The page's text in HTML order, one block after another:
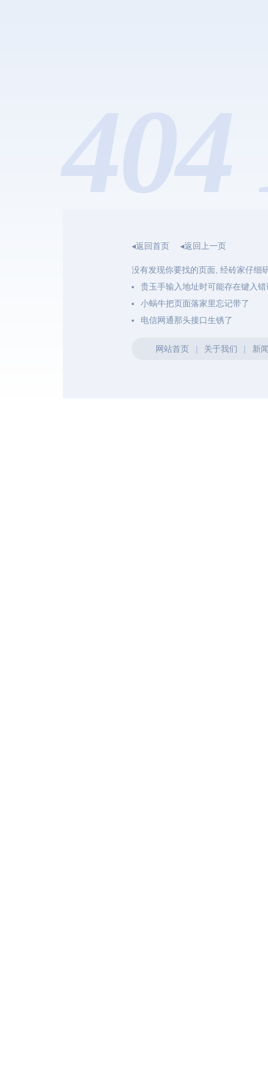
◂返回首页 ◂返回上一页
没有发现你要找的页面, 经砖家仔细
贵玉手输入地址时可能存在键入错
小蜗牛把页面落家里忘记带了
电信网通那头接口生锈了
网站首页 | 关于我们 | 新